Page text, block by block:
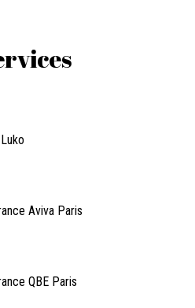
Aviva Paris
QBE Paris